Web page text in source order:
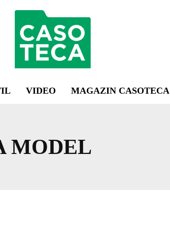
VIDEO MAGAZIN CASOTECA
MODEL